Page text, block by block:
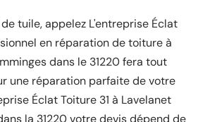
tuile, appelez L'entreprise Éclat
en réparation de toiture à
dans le 31220 fera tout
une réparation parfaite de votre
Éclat Toiture 31 à Lavelanet
la 31220 votre devis dépend de